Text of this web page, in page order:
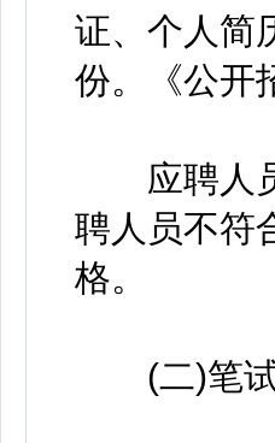
证、个人简
份。《公开
应聘人员
聘人员不符
格。
(二)笔